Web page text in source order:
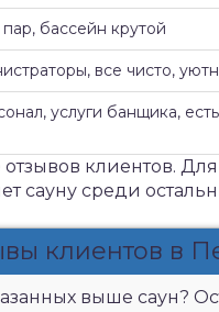
бассейн крутой
все чисто,
услуги банщика,
клиентов.
сауну среди
клиентов в
выше саун?